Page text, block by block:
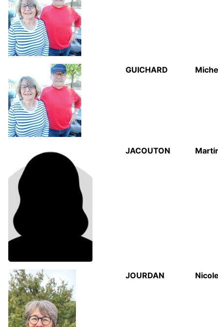
GUICHARD
JACOUTON
JOURDAN